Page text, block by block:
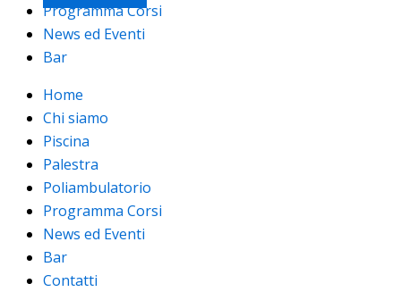
Programma Corsi
News ed Eventi
Bar
Home
Chi siamo
Piscina
Palestra
Poliambulatorio
Programma Corsi
News ed Eventi
Bar
Contatti